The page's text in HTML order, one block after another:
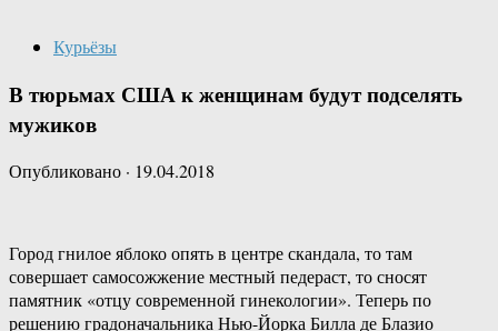
Курьёзы
В тюрьмах США к женщинам будут подселять
мужиков
Опубликовано · 19.04.2018
Город гнилое яблоко опять в центре скандала, то там
совершает самосожжение местный педераст, то сносят
памятник «отцу современной гинекологии». Теперь по
решению градоначальника Нью-Йорка Билла де Блазио